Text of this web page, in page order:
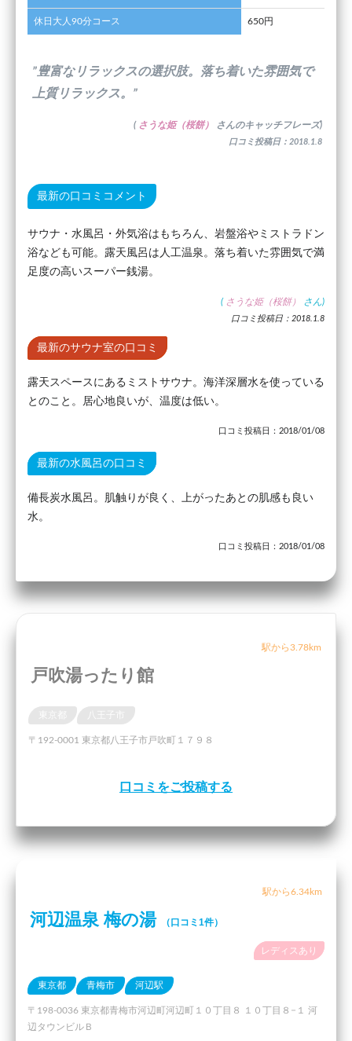
休日大人90分コース 650円
”豊富なリラックスの選択肢。落ち着いた雰囲気で
上質リラックス。”
( さうな姫（桜餅） さんのキャッチフレーズ)
口コミ投稿日：2018.1.8
最新の口コミコメント
サウナ・水風呂・外気浴はもちろん、岩盤浴やミストラドン
浴なども可能。露天風呂は人工温泉。落ち着いた雰囲気で満
足度の高いスーパー銭湯。
( さうな姫（桜餅） さん)
口コミ投稿日：2018.1.8
最新のサウナ室の口コミ
露天スペースにあるミストサウナ。海洋深層水を使っている
とのこと。居心地良いが、温度は低い。
口コミ投稿日：2018/01/08
最新の水風呂の口コミ
備長炭水風呂。肌触りが良く、上がったあとの肌感も良い
水。
口コミ投稿日：2018/01/08
駅から3.78km
戸吹湯ったり館
東京都 八王子市
〒192-0001 東京都八王子市戸吹町１７９８
口コミをご投稿する
駅から6.34km
河辺温泉 梅の湯 （口コミ1件）
レディスあり
東京都 青梅市 河辺駅
〒198-0036 東京都青梅市河辺町河辺町１０丁目８ １０丁目８−１ 河
辺タウンビルＢ